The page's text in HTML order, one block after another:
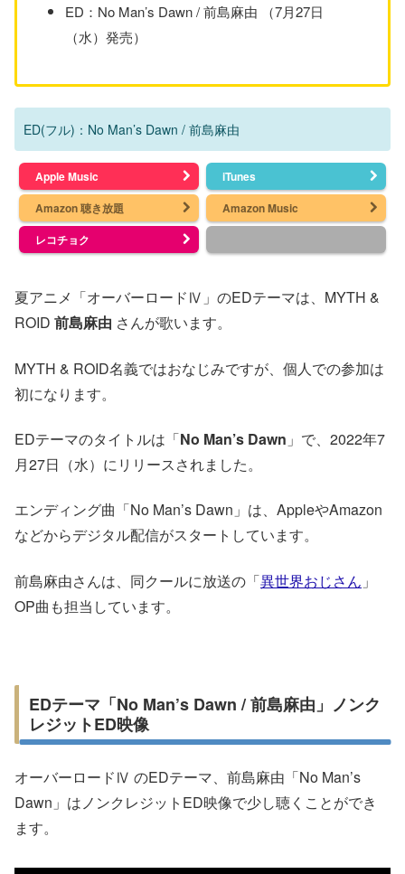
ED：No Man’s Dawn / 前島麻由 （7月27日
（水）発売）
ED(フル)：No Man’s Dawn / 前島麻由
Apple Music
iTunes
Amazon 聴き放題
Amazon Music
レコチョク
夏アニメ「オーバーロードⅣ」のEDテーマは、MYTH &
ROID 前島麻由 さんが歌います。
MYTH & ROID名義ではおなじみですが、個人での参加は
初になります。
EDテーマのタイトルは「No Man’s Dawn 」で、2022年7
月27日（水）にリリースされました。
エンディング曲「No Man’s Dawn」は、AppleやAmazon
などからデジタル配信がスタートしています。
前島麻由さんは、同クールに放送の「異世界おじさん 」
OP曲も担当しています。
EDテーマ「No Man’s Dawn / 前島麻由」ノンク
レジットED映像
オーバーロードⅣ のEDテーマ、前島麻由「No Man’s
Dawn」はノンクレジットED映像で少し聴くことができ
ます。